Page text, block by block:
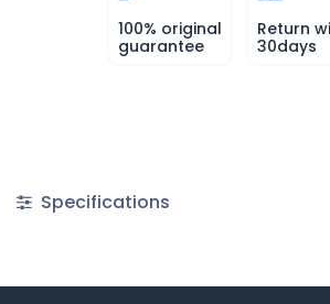
100% original
guarantee
Return
30days
Specifications